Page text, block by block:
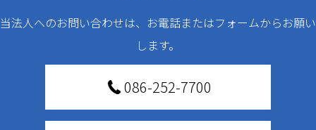
当法人へのお問い合わせは、お電話またはフォームからお願い
します。
086-252-7700